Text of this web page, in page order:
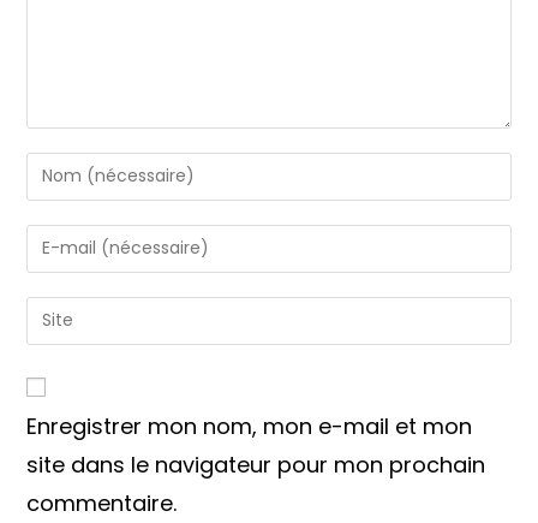
Enter
your
name
or
to
comment
Enter
your
email
address
Saisir
l’URL
votre
site
(facultatif)
Enregistrer mon nom, mon e-mail et mon
site dans le navigateur pour mon prochain
commentaire.